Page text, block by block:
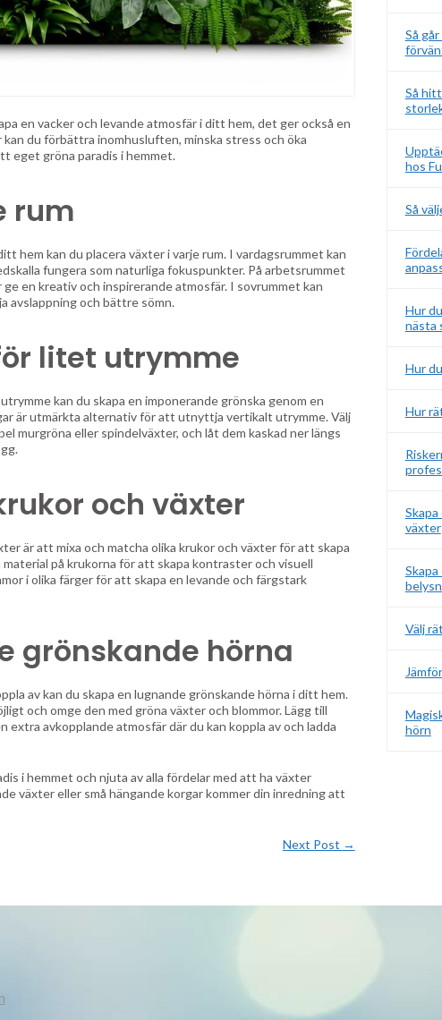
en vacker och levande atmosfär i ditt hem, det ger också en
du förbättra inomhusluften, minska stress och öka
eget gröna paradis i hemmet.
rum
hem kan du placera växter i varje rum. I vardagsrummet kan
fungera som naturliga fokuspunkter. På arbetsrummet
en kreativ och inspirerande atmosfär. I sovrummet kan
avslappning och bättre sömn.
litet utrymme
kan du skapa en imponerande grönska genom en
är utmärkta alternativ för att utnyttja vertikalt utrymme. Välj
murgröna eller spindelväxter, och låt dem kaskad ner längs
och växter
är att mixa och matcha olika krukor och växter för att skapa
på krukorna för att skapa kontraster och visuell
i olika färger för att skapa en levande och färgstark
grönskande hörna
av kan du skapa en lugnande grönskande hörna i ditt hem.
och omge den med gröna växter och blommor. Lägg till
avkopplande atmosfär där du kan koppla av och ladda
i hemmet och njuta av alla fördelar med att ha växter
växter eller små hängande korgar kommer din inredning att
Next Post →
Så
Så
hos
Så
Hur
nästa
Hur
Hur
växter
Välj
hörn